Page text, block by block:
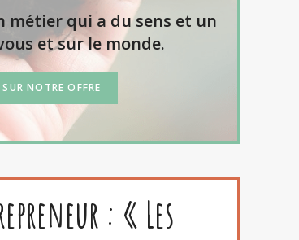
métier qui a du sens et un
et sur le monde.
NOTRE OFFRE
: « Les